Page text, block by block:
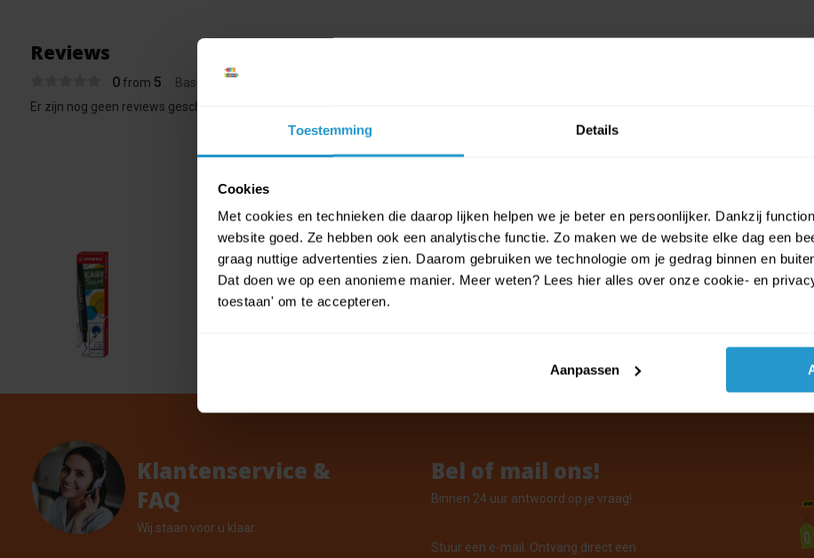
Toestemming Details
Cookies
Met cookies en technieken die daarop lijken helpen we je beter en persoonlijker. Dankzij
website goed. Ze hebben ook een analytische functie. Zo maken we de website elke dag een
graag nuttige advertenties zien. Daarom gebruiken we technologie om je gedrag binnen en
Dat doen we op een anonieme manier. Meer weten? Lees hier alles over onze cookie- en
toestaan' om te accepteren.
Aanpassen
Reviews
0from 5 Based on 0 reviews
Er zijn nog geen reviews geschreven over dit product..
€ 0,99
€ 0,89
STABILO EASY original Navulling - Medium
mm - Blauw - Doos 3 stuks
Klantenservice &
FAQ
Wij staan voor u klaar.
Bel of mail ons!
Binnen 24 uur antwoord op je vraag!
Stuur een e-mail. Ontvang direct een